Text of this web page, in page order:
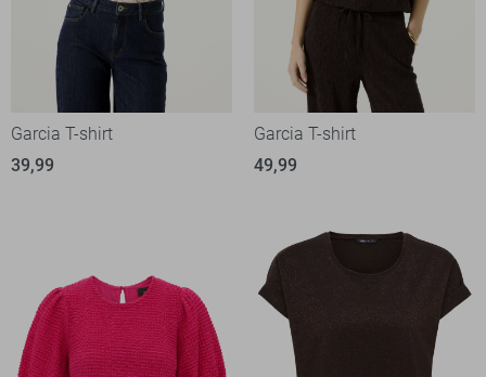
Garcia T-shirt
39,99
Garcia T-shirt
49,99